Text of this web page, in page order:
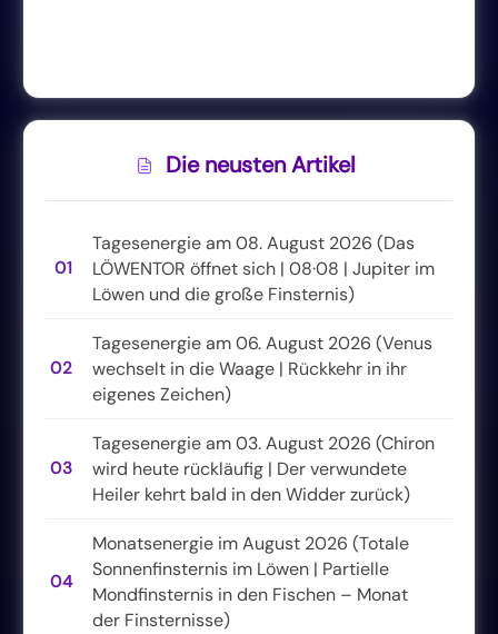
Die neusten Artikel
01
Tagesenergie am 08. August 2026 (Das
LÖWENTOR öffnet sich | 08·08 | Jupiter im
Löwen und die große Finsternis)
02
Tagesenergie am 06. August 2026 (Venus
wechselt in die Waage | Rückkehr in ihr
eigenes Zeichen)
03
Tagesenergie am 03. August 2026 (Chiron
wird heute rückläufig | Der verwundete
Heiler kehrt bald in den Widder zurück)
04
Monatsenergie im August 2026 (Totale
Sonnenfinsternis im Löwen | Partielle
Mondfinsternis in den Fischen – Monat
der Finsternisse)